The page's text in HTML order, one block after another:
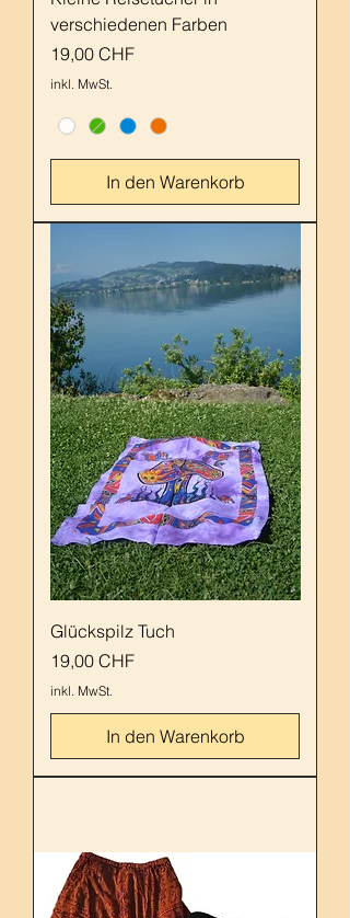
verschiedenen Farben
Preis
19,00 CHF
inkl. MwSt.
In den Warenkorb
Glückspilz Tuch
Preis
19,00 CHF
inkl. MwSt.
In den Warenkorb